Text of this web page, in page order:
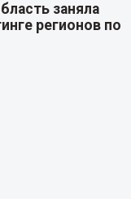
заняла
регионов по